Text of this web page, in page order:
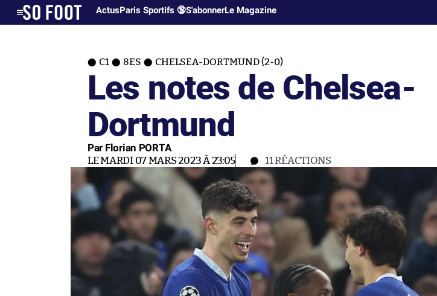
ActusParis Sportifs 🔞S'abonnerLe Magazine
C1 8ES CHELSEA-DORTMUND (2-0)
Les notes de Chelsea-
Dortmund
Par Florian PORTA
LE MARDI 07 MARS 2023 À 23:05 11RÉACTIONS